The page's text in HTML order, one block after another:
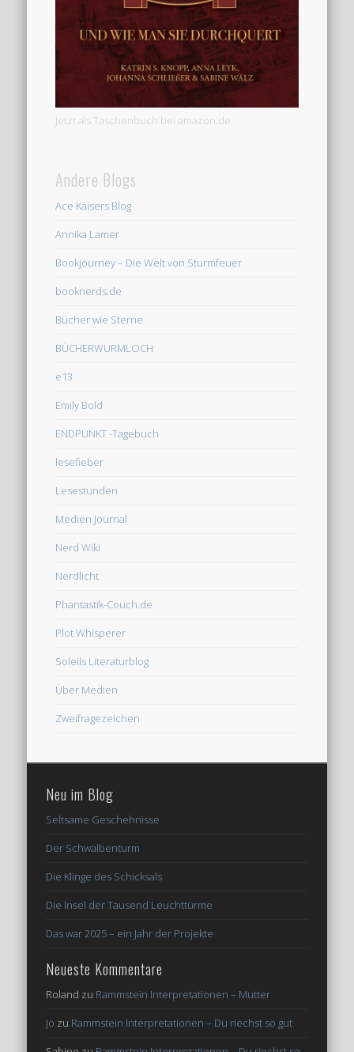
Jetzt als Taschenbuch bei amazon.de
Andere Blogs
Ace Kaisers Blog
Annika Lamer
Bookjourney – Die Welt von Sturmfeuer
booknerds.de
Bücher wie Sterne
BÜCHERWURMLOCH
e13
Emily Bold
ENDPUNKT -Tagebuch
lesefieber
Lesestunden
Medien Journal
Nerd Wiki
Nerdlicht
Phantastik-Couch.de
Plot Whisperer
Soleils Literaturblog
Über Medien
Zweifragezeichen
Neu im Blog
Seltsame Geschehnisse
Der Schwalbenturm
Die Klinge des Schicksals
Die Insel der Tausend Leuchttürme
Das war 2025 – ein Jahr der Projekte
Neueste Kommentare
Roland zu Rammstein Interpretationen – Mutter
Jo zu Rammstein Interpretationen – Du riechst so gut